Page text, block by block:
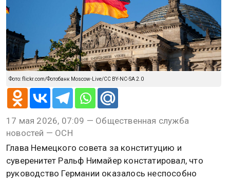
Фото: flickr.com/Фотобанк Moscow-Live/CC BY-NC-SA 2.0
17 мая 2026, 07:09 — Общественная служба
новостей — ОСН
Глава Немецкого совета за конституцию и
суверенитет Ральф Нимайер констатировал, что
руководство Германии оказалось неспособно